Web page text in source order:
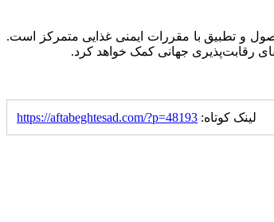
محصول و تطبیق با مقررات ایمنی غذایی متمرکز است.
رقابت‌پذیری جهانی کمک خواهد کرد.
لینک کوتاه: https://aftabeghtesad.com/?p=48193